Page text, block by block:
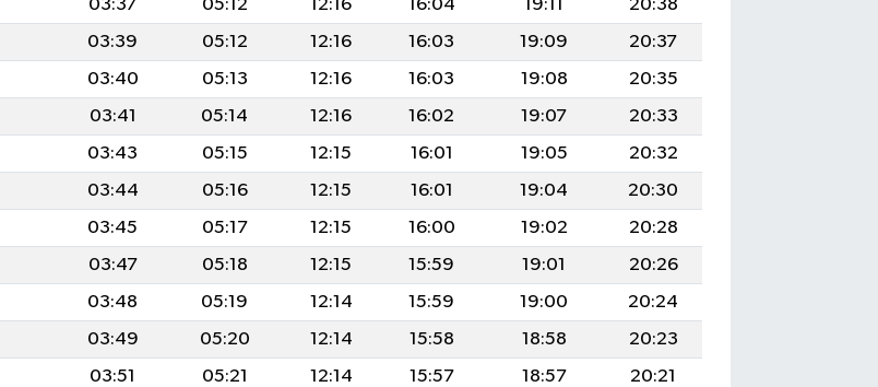
03:37 05:12 12:16 16:04 19:11
20:38
03:39 05:12 12:16 16:03 19:09
20:37
03:40 05:13 12:16 16:03 19:08
20:35
03:41 05:14 12:16 16:02 19:07
20:33
03:43 05:15 12:15 16:01 19:05
20:32
03:44 05:16 12:15 16:01 19:04
20:30
03:45 05:17 12:15 16:00 19:02
20:28
03:47 05:18 12:15 15:59 19:01
20:26
03:48 05:19 12:14 15:59 19:00
20:24
03:49 05:20 12:14 15:58 18:58
20:23
03:51 05:21 12:14 15:57 18:57 20:21